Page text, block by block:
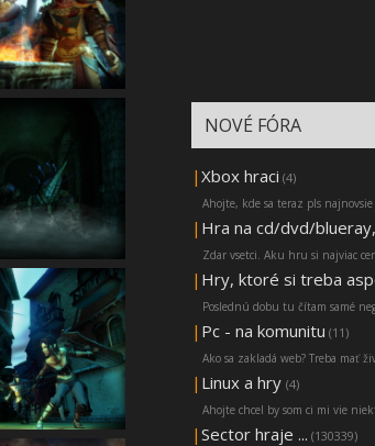
NOVÉ FÓRA
| Xbox hraci (4)
Ahojte, kde sa teraz pls
| Hra na cd/dvd/
Zdar vsetci. Aku hru si najviac
| Hry, ktoré si treba
Poslednú dobu tu čítam samé
| Pc - na komunitu (11)
Ako sa zakladá web? Treba mať
| Linux a hry (4)
Ahojte chcel by som ci mi vie
| Sector hraje ... (130339)